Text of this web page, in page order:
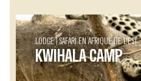
LODGE SAFARI EN AFRIQUE DE L’EST
KWIHALA CAMP